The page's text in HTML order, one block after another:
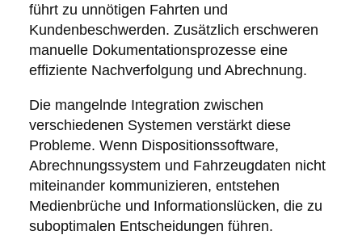
führt zu unnötigen Fahrten und
Kundenbeschwerden. Zusätzlich erschweren
manuelle Dokumentationsprozesse eine
effiziente Nachverfolgung und Abrechnung.
Die mangelnde Integration zwischen
verschiedenen Systemen verstärkt diese
Probleme. Wenn Dispositionssoftware,
Abrechnungssystem und Fahrzeugdaten nicht
miteinander kommunizieren, entstehen
Medienbrüche und Informationslücken, die zu
suboptimalen Entscheidungen führen.